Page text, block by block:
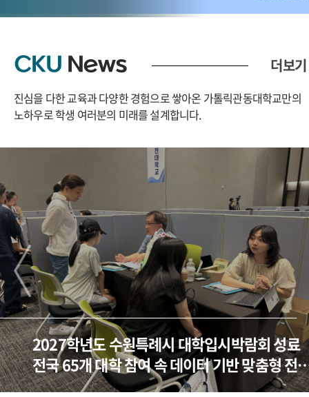
CKU News
진심을 다한 교육과 다양한 경험으로 쌓아온 가톨릭관동대학교만의
노하우로학생 여러분의 미래를 설계합니다.
더보기
2027학년도 수원특례시 대학입시박람회 성료
전국 65개 대학 참여 속 데이터 기반 맞춤형 전
제시